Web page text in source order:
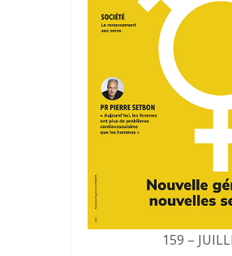
159 –